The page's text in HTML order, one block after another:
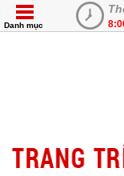
Danh mục